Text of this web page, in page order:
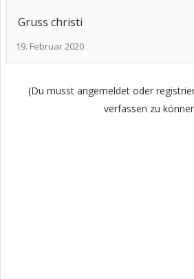
Gruss christi
19. Februar 2020
(Du musst angemeldet oder
verfassen zu